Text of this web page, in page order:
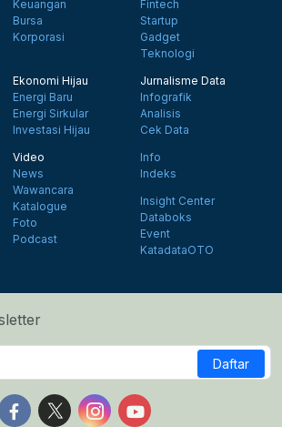
Keuangan
Bursa
Korporasi
Fintech
Startup
Gadget
Teknologi
Ekonomi Hijau
Energi Baru
Energi Sirkular
Investasi Hijau
Jurnalisme Data
Infografik
Analisis
Cek Data
Video
News
Wawancara
Katalogue
Foto
Podcast
Info
Indeks
Insight Center
Databoks
Event
KatadataOTO
Daftar
Follow us on Facebook
Follow us on X
Follow us on Instagram
Follow us on